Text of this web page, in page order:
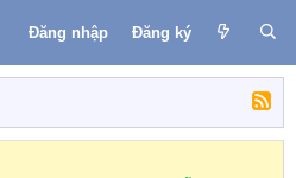
Đăng nhập Đăng ký